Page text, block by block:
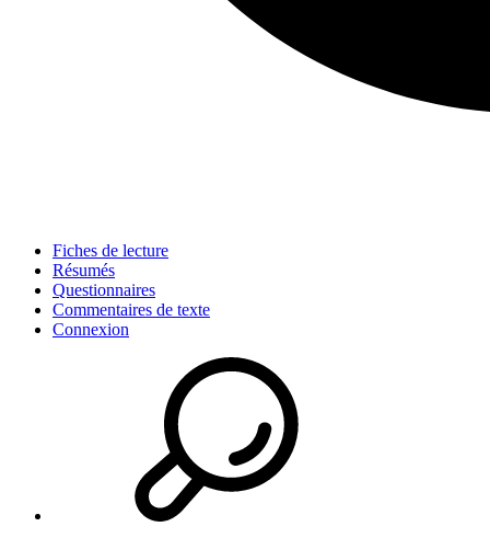
Fiches de lecture
Résumés
Questionnaires
Commentaires de texte
Connexion